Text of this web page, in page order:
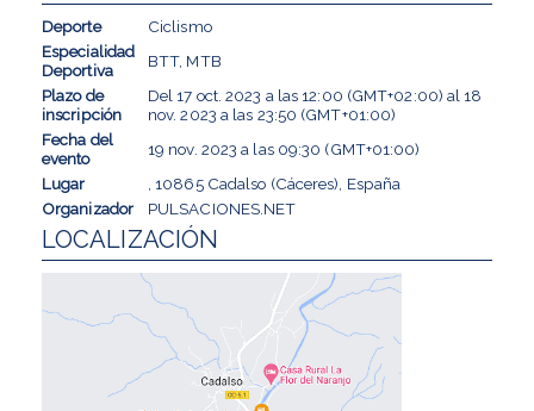
Deporte
Ciclismo
Especialidad
Deportiva
BTT, MTB
Plazo de
inscripción
Del17 oct. 2023 a las12:00 (GMT+02:00) al18
nov. 2023 a las 23:50 (GMT+01:00)
Fecha del
evento
19 nov. 2023 a las 09:30 (GMT+01:00)
Lugar
, 10865 Cadalso (Cáceres), España
Organizador
PULSACIONES.NET
LOCALIZACIÓN